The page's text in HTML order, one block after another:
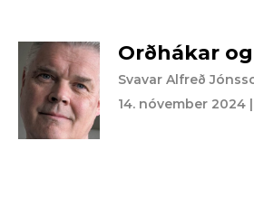
Orðhákar
Svavar Alfreð
14. nóvember 2024